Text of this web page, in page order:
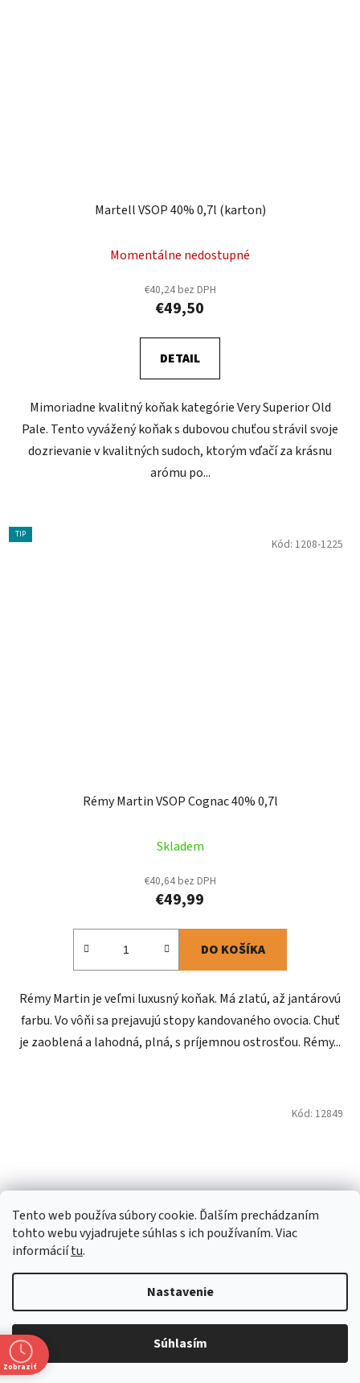
Tento web používa súbory cookie. Ďalším prechádzaním
tohto webu vyjadrujete súhlas s ich používaním. Viac
informáciítu.
Nastavenie
Súhlasím
Martell VSOP 40% 0,7l (karton)
Momentálne nedostupné
€40,24 bez DPH
€49,50
DETAIL
Mimoriadne kvalitný koňak kategórie Very Superior Old
Pale. Tento vyvážený koňak s dubovou chuťou strávil svoje
dozrievanie v kvalitných sudoch, ktorým vďačí za krásnu
arómu po...
TIP
Rémy Martin VSOP Cognac 40% 0,7l
Skladem
€40,64 bez DPH
€49,99
DO KOŠÍKA
Rémy Martin je veľmi luxusný koňak. Má zlatú, až jantárovú
farbu. Vo vôňi sa prejavujú stopy kandovaného ovocia. Chuť
je zaoblená a lahodná, plná, s príjemnou ostrosťou. Rémy...
Kód: 1208-1225
Kód: 12849
Zobraziť